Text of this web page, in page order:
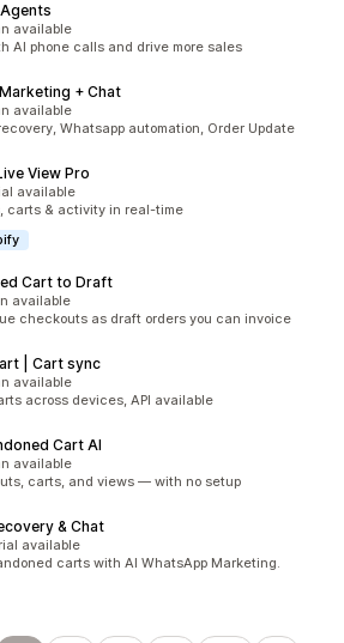
6
available
AI phone calls and drive more sales
+ Chat
9
available
Whatsapp automation, Order Update
View Pro
19
available
carts & activity in real-time
Cart to Draft
3
available
checkouts as draft orders you can invoice
| Cart sync
4
available
across devices, API available
Cart AI
4
available
carts, and views — with no setup
& Chat
49
available
carts with AI WhatsApp Marketing.